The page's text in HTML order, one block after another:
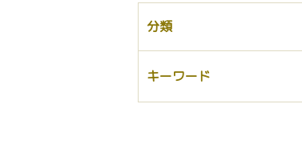
分類
キーワード